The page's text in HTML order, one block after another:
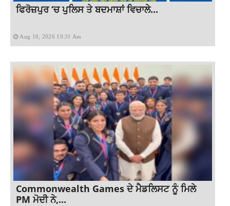
ਫਿਰੋਜ਼ਪੁਰ ‘ਚ ਪੁਲਿਸ ਤੇ ਬਦਮਾਸ਼ਾਂ ਵਿਚਾਲੇ...
Aug 10, 2026 10:31 Am
Commonwealth Games ਦੇ ਮੈਡਲਿਸਟ ਨੂੰ ਮਿਲੇ
PM ਮੋਦੀ ਨੇ,...